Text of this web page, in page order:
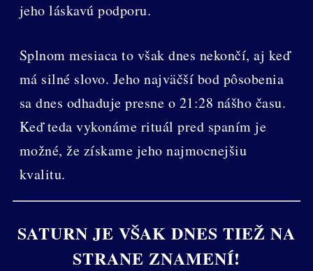
jeho láskavú podporu.
Splnom mesiaca to však dnes nekončí, aj keď
má silné slovo. Jeho najväčší bod pôsobenia
sa dnes odhaduje presne o 21:28 nášho času.
Keď teda vykonáme rituál pred spaním je
možné, že získame jeho najmocnejšiu
kvalitu.
SATURN JE VŠAK DNES TIEŽ NA
STRANE ZNAMENÍ!